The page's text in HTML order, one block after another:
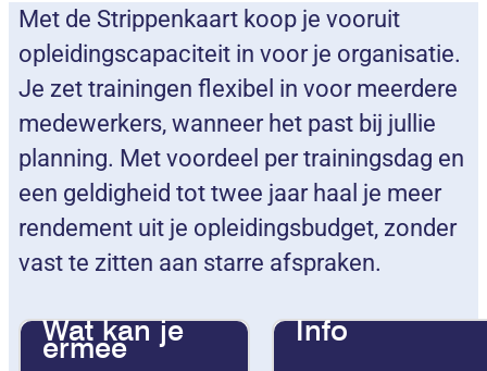
Met de Strippenkaart koop je vooruit
opleidingscapaciteit in voor je organisatie.
Je zet trainingen flexibel in voor meerdere
medewerkers, wanneer het past bij jullie
planning. Met voordeel per trainingsdag en
een geldigheid tot twee jaar haal je meer
rendement uit je opleidingsbudget, zonder
vast te zitten aan starre afspraken.
Wat kan je
ermee Info